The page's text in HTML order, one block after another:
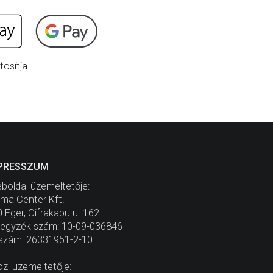
üzemeltetője:
Center Kft.
Eger, Cifrakapu u. 162.
szám: 10-09-036846
26331951-2-10
üzemeltetője: